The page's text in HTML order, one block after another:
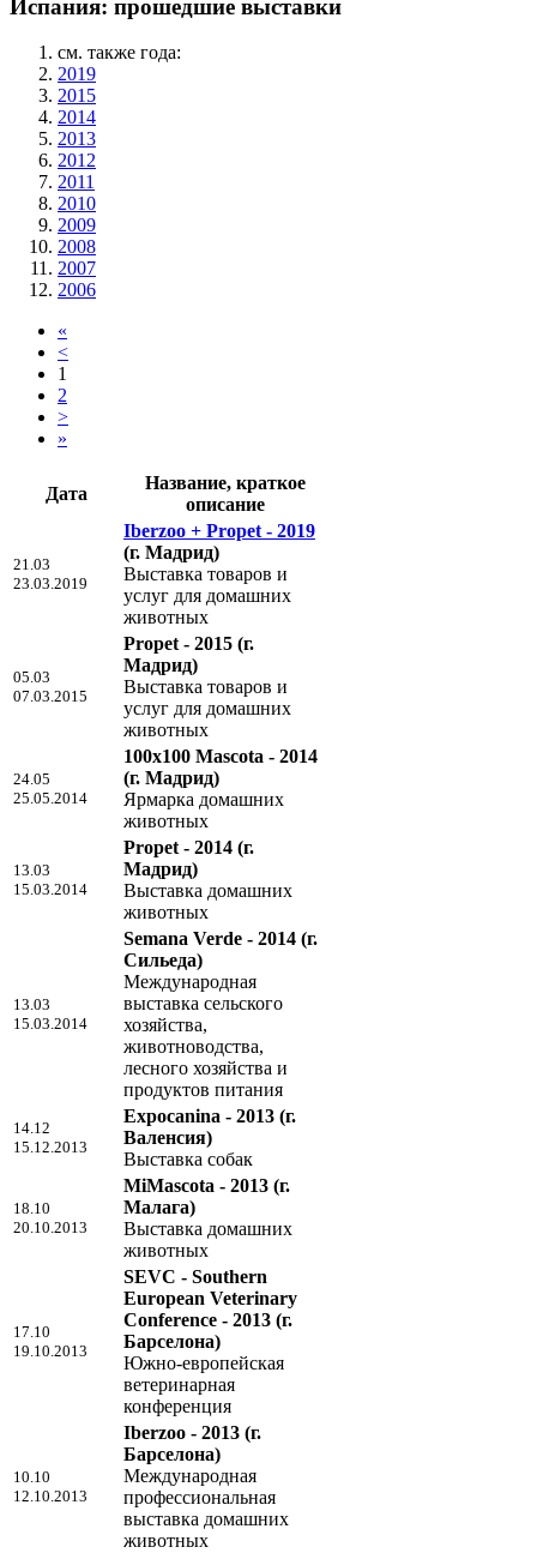
Испания: прошедшие выставки
см. также года:
2019
2015
2014
2013
2012
2011
2010
2009
2008
2007
2006
«
<
1
2
>
»
Дата
Название, краткое
описание
21.03
23.03.2019
Iberzoo + Propet - 2019
(г. Мадрид)
Выставка товаров и
услуг для домашних
животных
05.03
07.03.2015
Propet - 2015 (г.
Мадрид)
Выставка товаров и
услуг для домашних
животных
24.05
25.05.2014
100x100 Mascota - 2014
(г. Мадрид)
Ярмарка домашних
животных
13.03
15.03.2014
Propet - 2014 (г.
Мадрид)
Выставка домашних
животных
13.03
15.03.2014
Semana Verde - 2014 (г.
Сильеда)
Международная
выставка сельского
хозяйства,
животноводства,
лесного хозяйства и
продуктов питания
14.12
15.12.2013
Expocanina - 2013 (г.
Валенсия)
Выставка собак
18.10
20.10.2013
MiMascota - 2013 (г.
Малага)
Выставка домашних
животных
17.10
19.10.2013
SEVC - Southern
European Veterinary
Conference - 2013 (г.
Барселона)
Южно-европейская
ветеринарная
конференция
10.10
12.10.2013
Iberzoo - 2013 (г.
Барселона)
Международная
профессиональная
выставка домашних
животных